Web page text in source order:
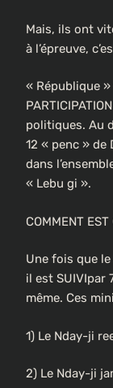
Mais, ils ont
à l’épreuve,
« République
politiques. Au
12 « penc » de
dans
« Lebu gi ».
COMMENT
Une fois que
il est SUIVIpar
même. Ces
1) Le Nday-ji
2) Le Nday-ji